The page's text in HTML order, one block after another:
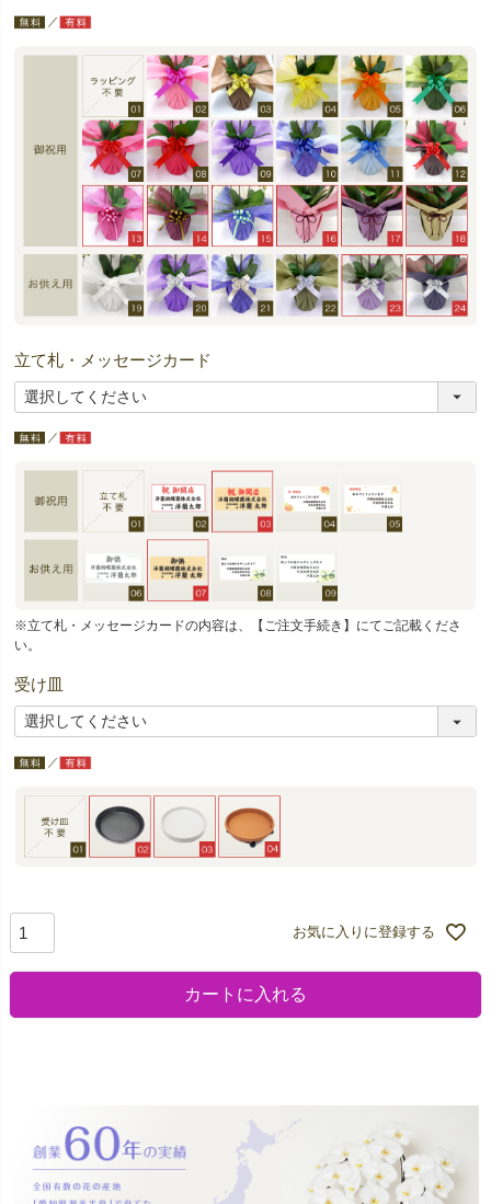
立て札・メッセージカード
※立て札・メッセージカードの内容は、【ご注文手続き】にてご記載くださ
い。
受け皿
お気に入りに登録する
カートに入れる